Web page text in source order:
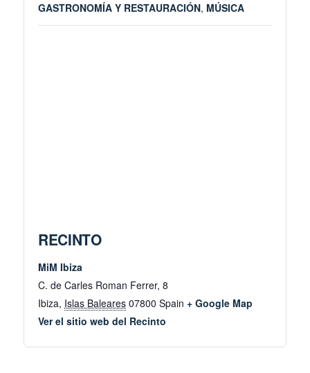
GASTRONOMÍA Y RESTAURACIÓN, MÚSICA
RECINTO
MiM Ibiza
C. de Carles Roman Ferrer, 8
Ibiza, Islas Baleares 07800 Spain + Google Map
Ver el sitio web del Recinto